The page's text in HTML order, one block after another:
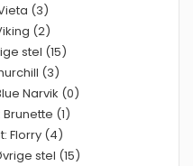
(3)
(2)
stel (15)
(3)
Narvik (0)
(1)
Florry (4)
stel (15)